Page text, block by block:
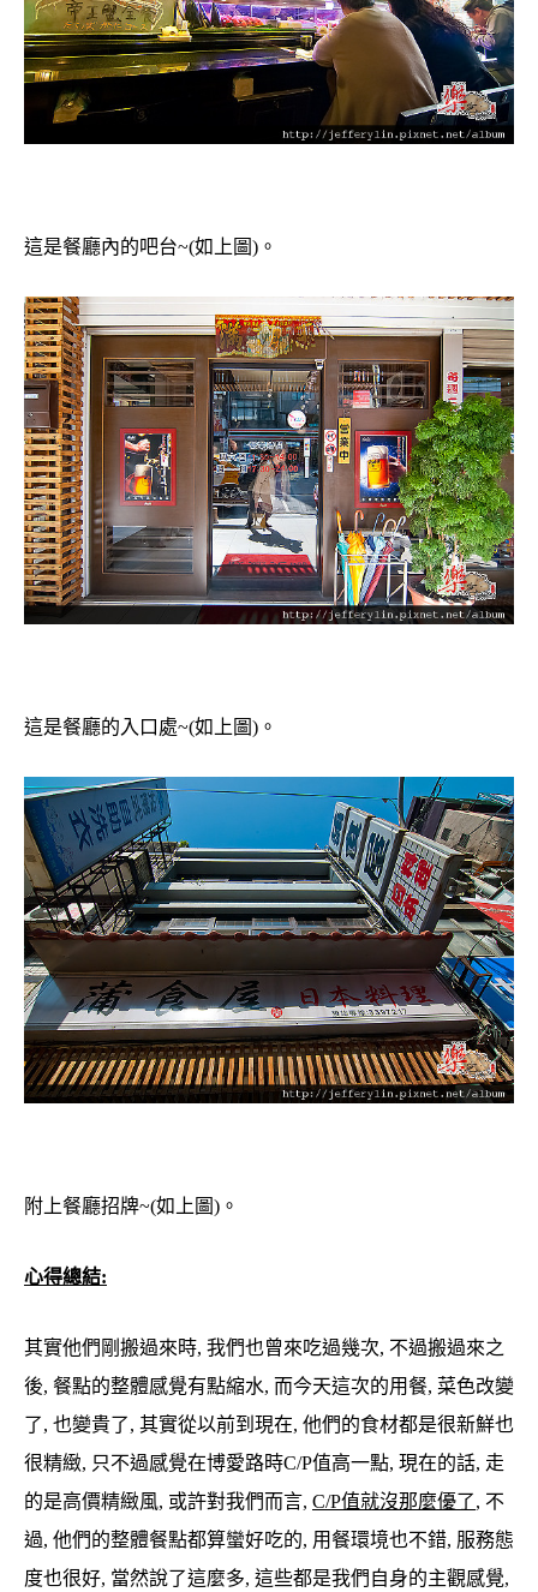
這是餐廳內的吧台~(如上圖)。
這是餐廳的入口處~(如上圖)。
附上餐廳招牌~(如上圖)。
心得總結:
其實他們剛搬過來時, 我們也曾來吃過幾次, 不過搬過來之
後, 餐點的整體感覺有點縮水, 而今天這次的用餐, 菜色改變
了, 也變貴了, 其實從以前到現在, 他們的食材都是很新鮮也
很精緻, 只不過感覺在博愛路時C/P值高一點, 現在的話, 走
的是高價精緻風, 或許對我們而言, C/P值就沒那麼優了, 不
過, 他們的整體餐點都算蠻好吃的, 用餐環境也不錯, 服務態
度也很好, 當然說了這麼多, 這些都是我們自身的主觀感覺,